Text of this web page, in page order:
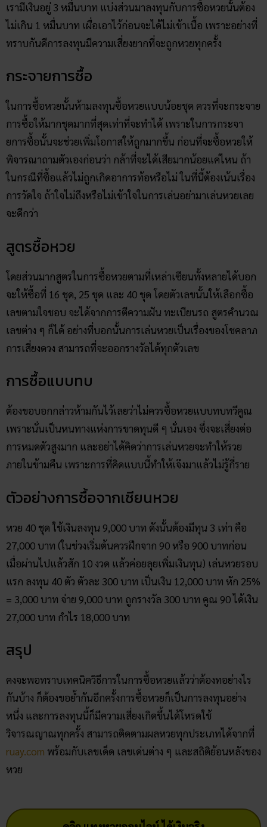
เรามีเงินอยู่ 3 หมื่นบาท แบ่งส่วนมาลงทุนกับการซื้อหวยนั้นต้อง
ไม่เกิน 1 หมื่นบาท เผื่อเอาไว้ก่อนจะได้ไม่เข้าเนื้อ เพราะอย่างที่
ทราบกันดีการลงทุนมีความเสี่ยงยากที่จะถูกหวยทุกครั้ง
กระจายการซื้อ
ในการซื้อหวยนั้นห้ามลงทุนซื้อหวยแบบน้อยชุด ควรที่จะกระจาย
การซื้อให้มากชุดมากที่สุดเท่าที่จะทำได้ เพราะในการกระจา
ยการซื้อนั้นจะช่วยเพิ่มโอกาสให้ถูกมากขึ้น ก่อนที่จะซื้อหวยให้
พิจารณาถามตัวเองก่อนว่า กล้าที่จะได้เสียมากน้อยแค่ไหน ถ้า
ในกรณีที่ซื้อแล้วไม่ถูกเกิดอาการท้อหรือไม่ ในที่นี้ต้องเน้นเรื่อง
การวัดใจ ถ้าใจไม่ถึงหรือไม่เข้าใจในการเล่นอย่ามาเล่นหวยเลย
จะดีกว่า
สูตรซื้อหวย
โดยส่วนมากสูตรในการซื้อหวยตามที่เหล่าเซียนทั้งหลายได้บอก
จะให้ซื้อที่ 16 ชุด, 25 ชุด และ 40 ชุด โดยตัวเลขนั้นให้เลือกซื้อ
เลขตามใจชอบ จะได้จากการตีความฝัน ทะเบียนรถ สูตรคำนวณ
เลขต่าง ๆ ก็ได้ อย่างที่บอกนั้นการเล่นหวยเป็นเรื่องของโชคลาภ
การเสี่ยงดวง สามารถที่จะออกรางวัลได้ทุกตัวเลข
การซื้อแบบทบ
ต้องขอบอกกล่าวห้ามกันไว้เลยว่าไม่ควรซื้อหวยแบบทบทวีคูณ
เพราะนั่นเป็นหนทางแห่งการขาดทุนดี ๆ นั่นเอง ซึ่งจะเสี่ยงต่อ
การหมดตัวสูงมาก และอย่าได้คิดว่าการเล่นหวยจะทำให้รวย
ภายในข้ามคืน เพราะการที่คิดแบบนี้ทำให้เจ๊งมาแล้วไม่รู้กี่ราย
ตัวอย่างการซื้อจากเซียนหวย
หวย 40 ชุด ใช้เงินลงทุน 9,000 บาท ดังนั้นต้องมีทุน 3 เท่า คือ
27,000 บาท (ในช่วงเริ่มต้นควรฝึกจาก 90 หรือ 900 บาทก่อน
เมื่อผ่านไปแล้วสัก 10 งวด แล้วค่อยลุยเพิ่มเงินทุน) เล่นหวยรอบ
แรก ลงทุน 40 ตัว ตัวละ 300 บาท เป็นเงิน 12,000 บาท หัก 25%
= 3,000 บาท จ่าย 9,000 บาท ถูกรางวัล 300 บาท คูณ 90 ได้เงิน
27,000 บาท กำไร 18,000 บาท
สรุป
คงจะพอทราบเทคนิควิธีการในการซื้อหวยแล้วว่าต้องทอย่างไร
กันบ้าง ก็ต้องขอย้ำกันอีกครั้งการซื้อหวยก็เป็นการลงทุนอย่าง
หนึ่ง และการลงทุนนี้ก็มีความเสี่ยงเกิดขึ้นได้โหรดใช้
วิจารณญาณทุกครั้ง สามารถติดตามผลหวยทุกประเภทได้จากที่
ruay.com พร้อมกับเลขเด็ด เลขเด่นต่าง ๆ และสถิติย้อนหลังของ
หวย